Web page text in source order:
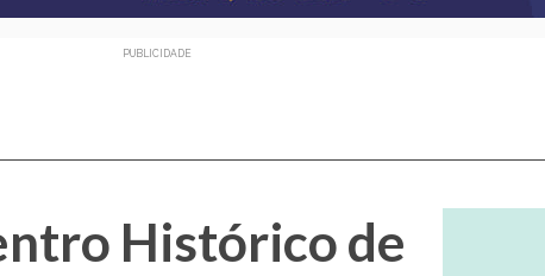
PUBLICIDADE
Histórico de